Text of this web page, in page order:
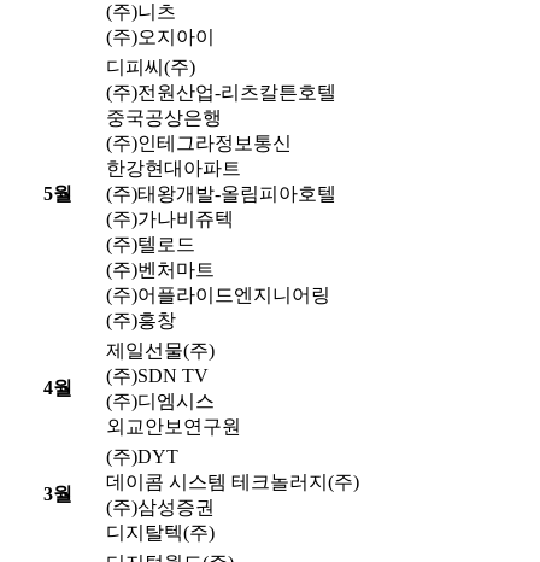
(주)니츠
(주)오지아이
5월
디피씨(주)
(주)전원산업-리츠칼튼호텔
중국공상은행
(주)인테그라정보통신
한강현대아파트
(주)태왕개발-올림피아호텔
(주)가나비쥬텍
(주)텔로드
(주)벤처마트
(주)어플라이드엔지니어링
(주)흥창
4월
제일선물(주)
(주)SDN TV
(주)디엠시스
외교안보연구원
3월
(주)DYT
데이콤 시스템 테크놀러지(주)
(주)삼성증권
디지탈텍(주)